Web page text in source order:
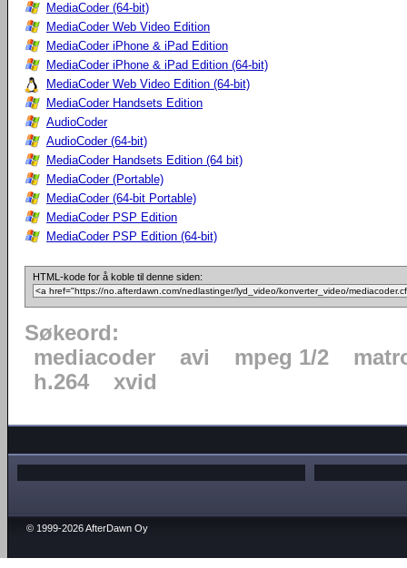
MediaCoder (64-bit)
MediaCoder Web Video Edition
MediaCoder iPhone & iPad Edition
MediaCoder iPhone & iPad Edition (64-bit)
MediaCoder Web Video Edition (64-bit)
MediaCoder Handsets Edition
AudioCoder
AudioCoder (64-bit)
MediaCoder Handsets Edition (64 bit)
MediaCoder (Portable)
MediaCoder (64-bit Portable)
MediaCoder PSP Edition
MediaCoder PSP Edition (64-bit)
HTML-kode for å koble til denne siden:
Søkeord:
mediacoder
avi mpeg 1/2
h.264
xvid
© 1999-2026 AfterDawn Oy